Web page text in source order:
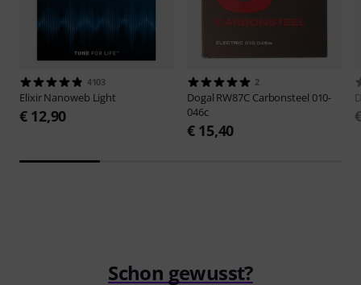
4103
ElixirNanoweb Light
€ 12,90
2
Dogal RW87C Carbonsteel 010-
046c
€ 15,40
Schon gewusst?